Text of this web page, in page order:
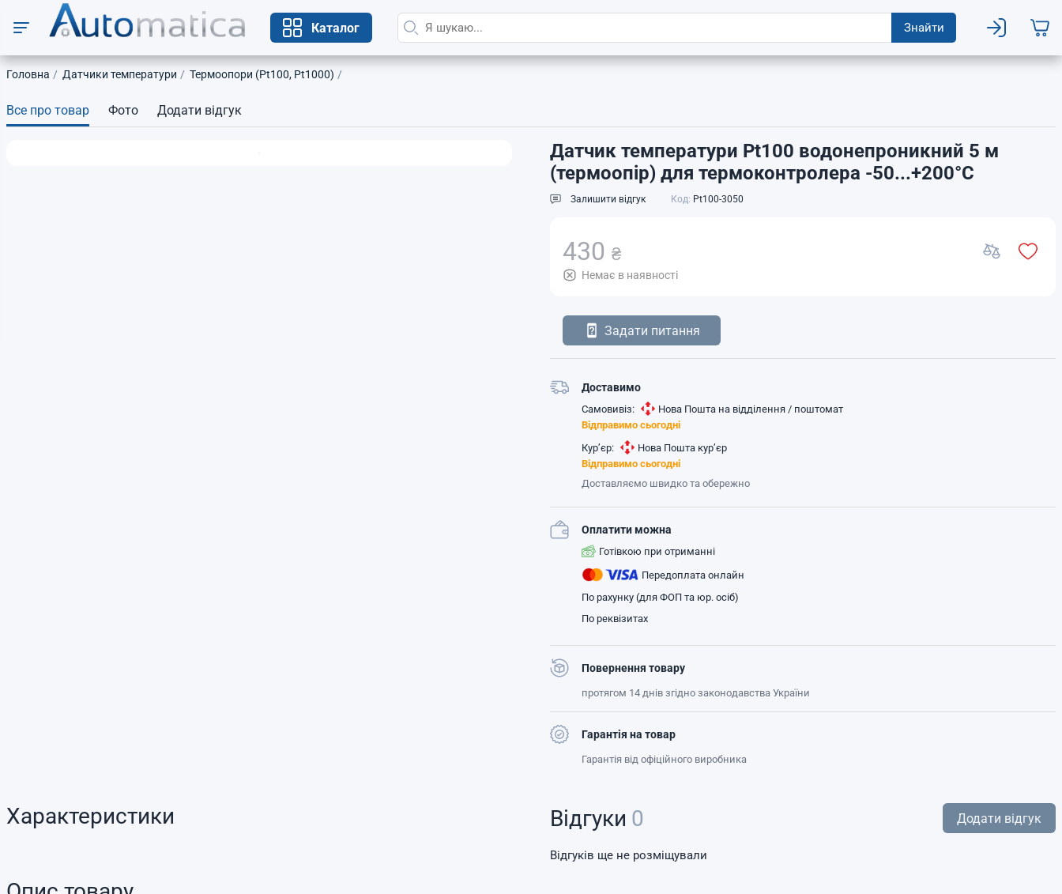
Каталог Знайти
Головна Датчики температури Термоопори (Pt100, Pt1000)
Все про товар Фото Додати відгук
Датчик температури Pt100 водонепроникний 5 м
(термоопір) для термоконтролера -50...+200°C
Залишити відгук Код: Pt100-3050
430 ₴
Немає в наявності
Задати питання
Доставимо
Самовивіз:
Нова Пошта на відділення / поштомат
Відправимо сьогодні
Кур’єр:
Нова Пошта кур’єр
Відправимо сьогодні
Доставляємо швидко та обережно
Оплатити можна
Готівкою при отриманні
Передоплата онлайн
По рахунку (для ФОП та юр. осіб)
По реквізитах
Повернення товару
протягом 14 днів згідно законодавства України
Гарантія на товар
Гарантія від офіційного виробника
Характеристики Відгуки 0 Додати відгук
Відгуків ще не розміщували